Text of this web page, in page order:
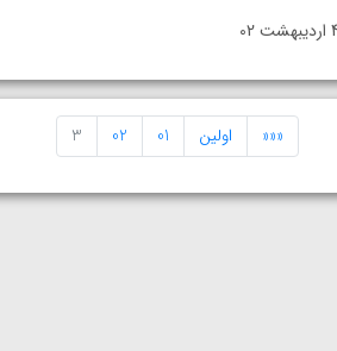
««« اولین 01
02
3